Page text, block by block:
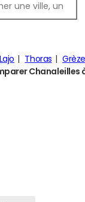
Lajo Thoras
Chanaleilles